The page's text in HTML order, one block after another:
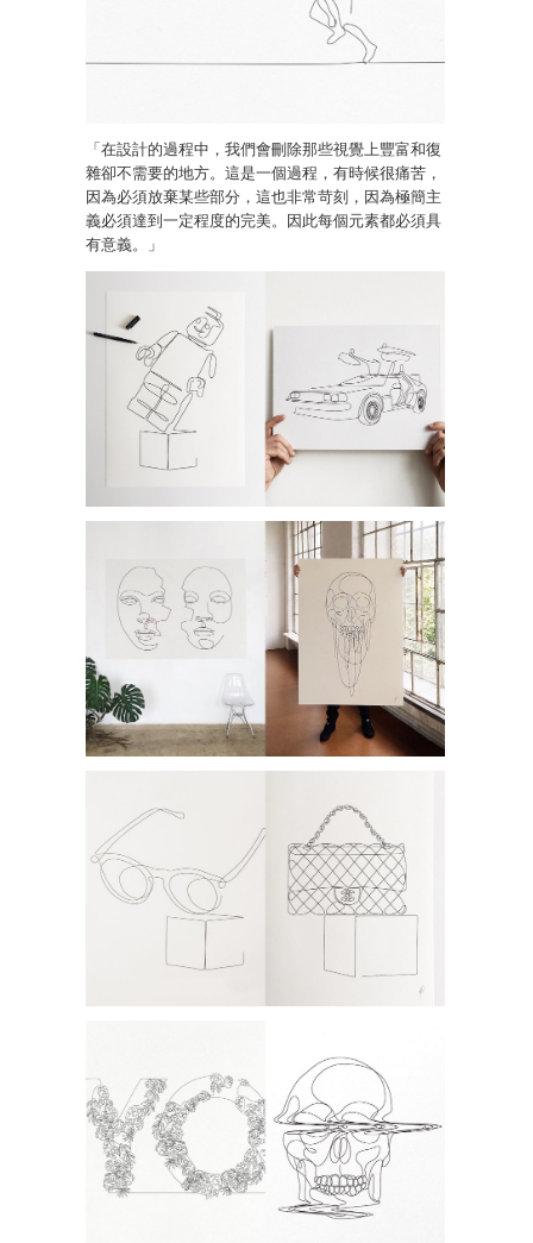
「在設計的過程中，我們會刪除那些視覺上豐富和復
雜卻不需要的地方。這是一個過程，有時候很痛苦，
因為必須放棄某些部分，這也非常苛刻，因為極簡主
義必須達到一定程度的完美。因此每個元素都必須具
有意義。」